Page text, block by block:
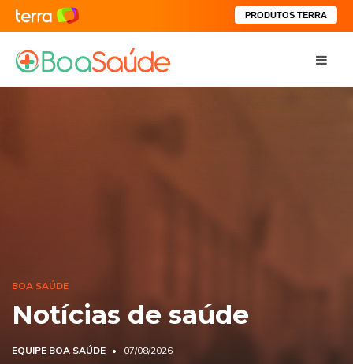
PRODUTOS TERRA
BOA SAÚDE
Notícias de saúde
EQUIPE BOA SAÚDE 07/08/2026